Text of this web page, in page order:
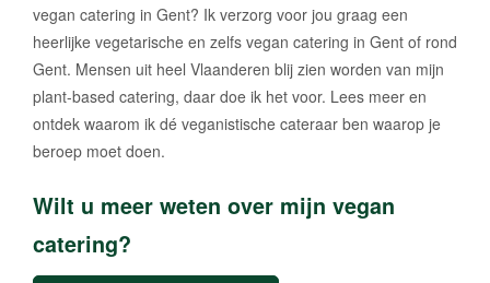
vegan catering in Gent? Ik verzorg voor jou graag een
heerlijke vegetarische en zelfs vegan catering in Gent of rond
Gent. Mensen uit heel Vlaanderen blij zien worden van mijn
plant-based catering, daar doe ik het voor. Lees meer en
ontdek waarom ik dé veganistische cateraar ben waarop je
beroep moet doen.
Wilt u meer weten over mijn vegan
catering?